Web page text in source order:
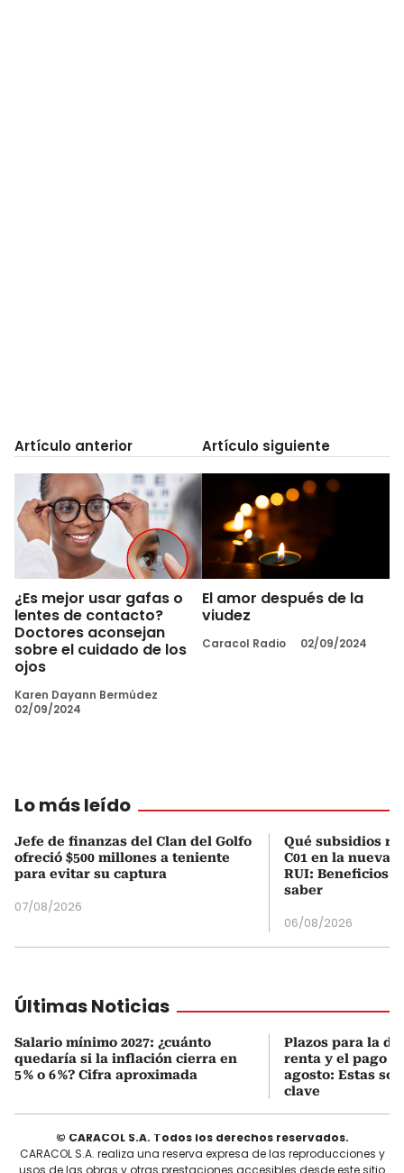
Artículo anterior
¿Es mejor usar gafas o
lentes de contacto?
Doctores aconsejan
sobre el cuidado de los
ojos
Karen Dayann Bermúdez
02/09/2024
Artículo siguiente
El amor después de la
viudez
Caracol Radio 02/09/2024
Lo más leído
Jefe de finanzas del Clan del Golfo
ofreció $500 millones a teniente
para evitar su captura
07/08/2026
Qué subsidios
C01 en la nueva
RUI: Beneficios
saber
06/08/2026
Últimas Noticias
Salario mínimo 2027: ¿cuánto
quedaría si la inflación cierra en
5 % o 6 %? Cifra aproximada
Plazos para la
renta y el pago
agosto: Estas
clave
© CARACOL S.A. Todos los derechos reservados.
CARACOL S.A. realiza una reserva expresa de las reproducciones y
usos de las obras y otras prestaciones accesibles desde este sitio